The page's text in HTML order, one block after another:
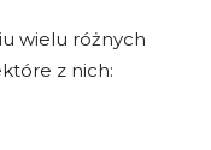
wielu różnych
z nich: